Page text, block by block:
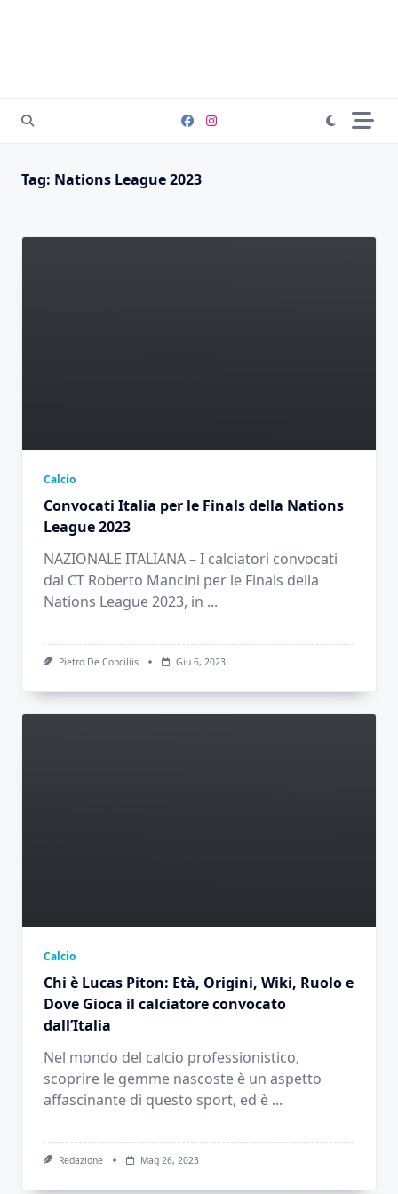
Tag: Nations League 2023
Calcio
Convocati Italia per le Finals della Nations
League 2023
NAZIONALE ITALIANA – I calciatori convocati
dal CT Roberto Mancini per le Finals della
Nations League 2023, in ...
Pietro De Conciliis Giu 6, 2023
Calcio
Chi è Lucas Piton: Età, Origini, Wiki, Ruolo e
Dove Gioca il calciatore convocato
dall’Italia
Nel mondo del calcio professionistico,
scoprire le gemme nascoste è un aspetto
affascinante di questo sport, ed è ...
Redazione Mag 26, 2023